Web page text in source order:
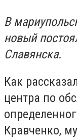
В
новый
Славянска.
Как
центра по
Кравченко,